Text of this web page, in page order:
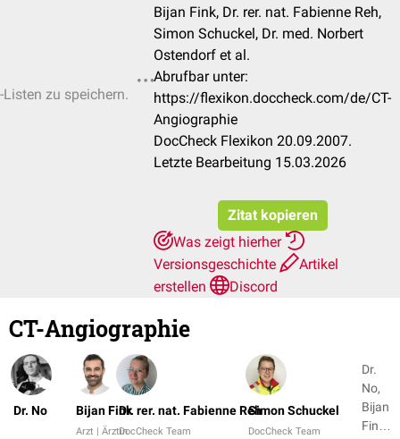
zu speichern.
Bijan Fink, Dr. rer. nat. Fabienne Reh,
Simon Schuckel, Dr. med. Norbert
Ostendorf et al.
Abrufbar unter:
https://flexikon.doccheck.com/de/CT-
Angiographie
DocCheck Flexikon 20.09.2007.
Letzte Bearbeitung 15.03.2026
Zitat kopieren
Was zeigt hierher
Versionsgeschichte
Artikel
erstellen
Discord
CT-Angiographie
Dr. No Bijan Fink
Arzt | Ärztin
Dr. rer. nat. Fabienne Reh
DocCheck Team
Simon Schuckel
DocCheck Team
Dr.
No,
Bijan
Fink